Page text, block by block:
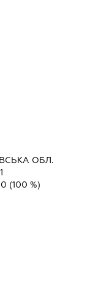
ОБЛ.
(100 %)